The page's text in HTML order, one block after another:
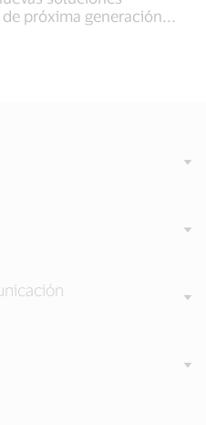
próxima generación...